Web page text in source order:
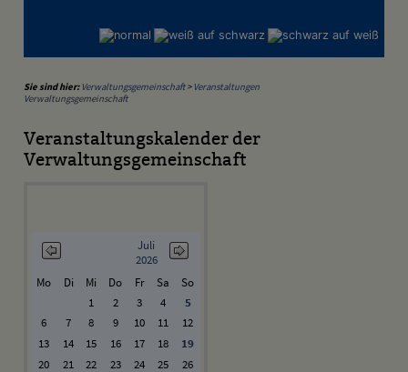
Sie sind hier: Verwaltungsgemeinschaft> Veranstaltungen
Verwaltungsgemeinschaft
Veranstaltungskalender der
Verwaltungsgemeinschaft
Juli
2026
Mo
Di Mi Do Fr Sa
So
1
2 3 4
5
6
7 8 9 10 11
12
13
14 15 16 17 18
19
20
21 22 23 24 25
26